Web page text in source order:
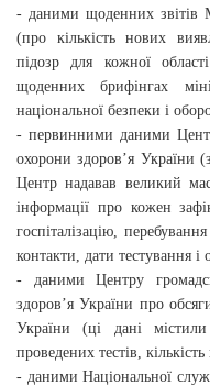
- даними щоденних звітів
(про кількість нових
підозр для кожної
щоденних брифінгах
національної безпеки і
- первинними даними
охорони здоров’я України
Центр надавав великий
інформації про кожен
госпіталізацію,
контакти, дати тестування
- даними Центру
здоров’я України про
України (ці дані
проведених тестів,
- даними Національної